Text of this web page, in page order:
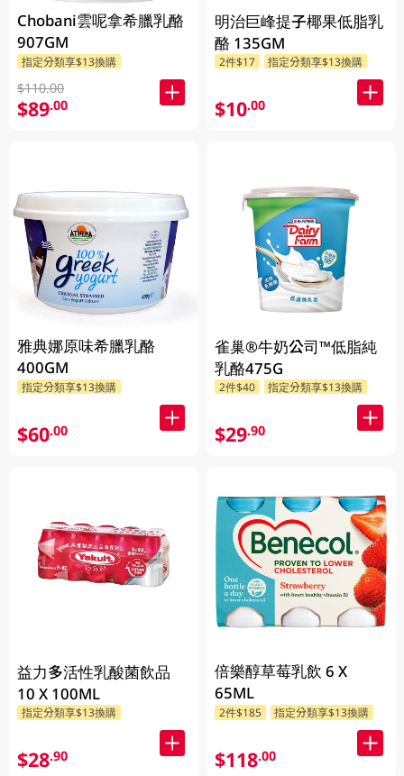
Chobani雲呢拿希臘乳酪
907GM
指定分類享$13換購
$110.00
$89.00
雅典娜原味希臘乳酪
400GM
指定分類享$13換購
$60.00
益力多活性乳酸菌飲品
10 X 100ML
指定分類享$13換購
$28.90
明治巨峰提子椰果低脂乳
酪 135GM
2件$17 指定分類享$13換購
$10.00
雀巢®牛奶公司™低脂純
乳酪475G
2件$40 指定分類享$13換購
$29.90
倍樂醇草莓乳飲 6 X
65ML
2件$185 指定分類享$13換購
$118.00